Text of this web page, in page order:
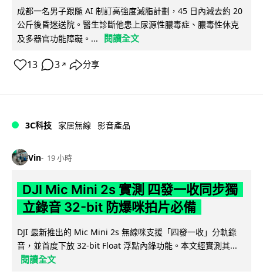
成都一名男子跟隨 AI 制訂高強度減脂計劃，45 日內減去約 20
公斤後昏迷送院。醫生診斷他患上尿源性膿毒症、膿毒性休克
及多器官功能障礙。...
閱讀全文
13 3 ↗ 分享
3C科技 家居無線 影音產品
Vin 19 小時
DJI Mic Mini 2s 實測 四發一收同步獨
立錄音 32-bit 防爆咪拍片必備
DJI 最新推出的 Mic Mini 2s 無線咪支援「四發一收」分軌錄
音，並首度下放 32-bit Float 浮點內錄功能。本文經實測其...
閱讀全文